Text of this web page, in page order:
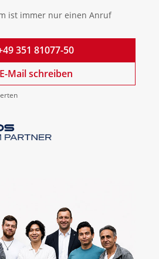
ist immer nur einen Anruf
351 81077-50
E-Mail schreiben